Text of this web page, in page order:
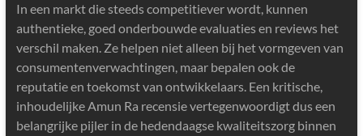
In een markt die steeds competitiever wordt, kunnen
authentieke, goed onderbouwde evaluaties en reviews het
verschil maken. Ze helpen niet alleen bij het vormgeven van
consumentenverwachtingen, maar bepalen ook de
reputatie en toekomst van ontwikkelaars. Een kritische,
inhoudelijke Amun Ra recensie vertegenwoordigt dus een
belangrijke pijler in de hedendaagse kwaliteitszorg binnen